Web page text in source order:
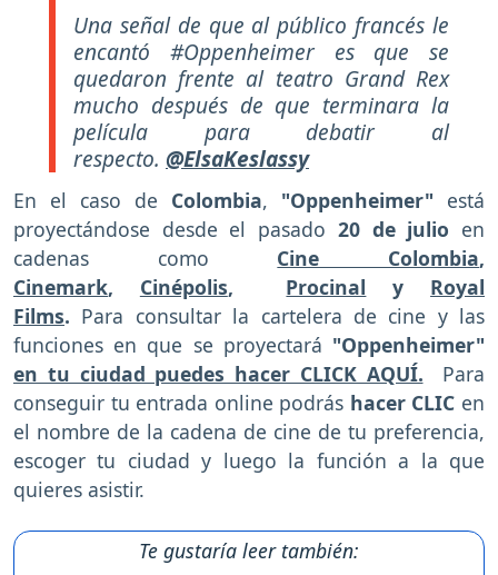
Una señal de que al público francés le
encantó #Oppenheimer es que se
quedaron frente al teatro Grand Rex
mucho después de que terminara la
película para debatir al
respecto. @ElsaKeslassy
En el caso de Colombia, "Oppenheimer" está
proyectándose desde el pasado 20 de julio en
cadenas como Cine Colombia,
Cinemark, Cinépolis, Procinal y Royal
Films. Para consultar la cartelera de cine y las
funciones en que se proyectará "Oppenheimer"
en tu ciudad puedes hacer CLICK AQUÍ.
Para
conseguir tu entrada online podrás hacer CLIC en
el nombre de la cadena de cine de tu preferencia,
escoger tu ciudad y luego la función a la que
quieres asistir.
Te gustaría leer también: